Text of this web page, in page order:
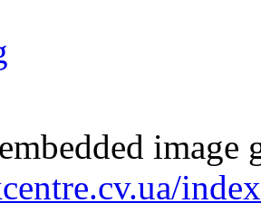
image